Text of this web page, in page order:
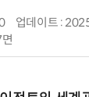
업데이트 :